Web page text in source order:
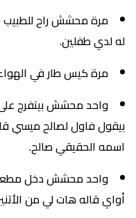
مرة محشش راح
له لدي طفلين.
مرة كيس طار في
واحد محشش بيتفرج
بيقول فاول لصالح ميسي
اسمه الحقيقي صالح.
واحد محشش دخل مطعم
أواي قاله هات لي من